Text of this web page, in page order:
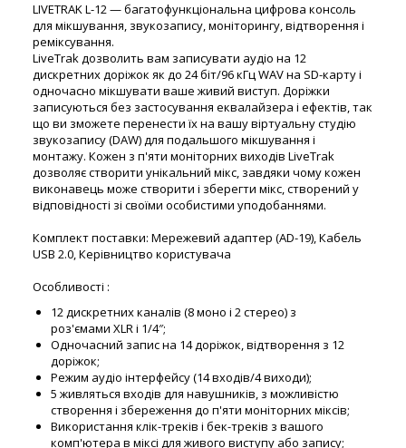
LIVETRAK L-12 — багатофункціональна цифрова консоль
для мікшування, звукозапису, моніторингу, відтворення і
реміксування.
LiveTrak дозволить вам записувати аудіо на 12
дискретних доріжок як до 24 біт/96 кГц WAV на SD-карту і
одночасно мікшувати ваше живий виступ. Доріжки
записуються без застосування еквалайзера і ефектів, так
що ви зможете перенести їх на вашу віртуальну студію
звукозапису (DAW) для подальшого мікшування і
монтажу. Кожен з п'яти моніторних виходів LiveTrak
дозволяє створити унікальний мікс, завдяки чому кожен
виконавець може створити і зберегти мікс, створений у
відповідності зі своїми особистими уподобаннями.
Комплект поставки: Мережевий адаптер (AD-19), Кабель
USB 2.0, Керівництво користувача
Особливості :
12 дискретних каналів (8 моно і 2 стерео) з
роз'ємами XLR і 1/4″;
Одночасний запис на 14 доріжок, відтворення з 12
доріжок;
Режим аудіо інтерфейсу (14 входів/4 виходи);
5 живляться входів для навушників, з можливістю
створення і збереження до п'яти моніторних міксів;
Використання клік-треків і бек-треків з вашого
комп'ютера в міксі для живого виступу або запису;